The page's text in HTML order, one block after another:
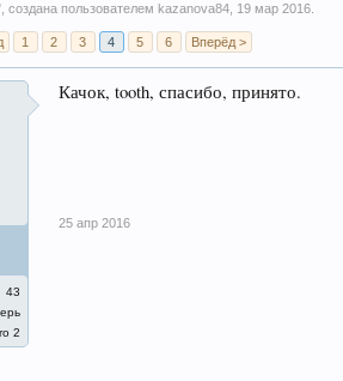
создана пользователем kazanova84, 19 мар 2016.
1 2 3 4 5 6 Вперёд >
43
2
Качок, tooth, спасибо, принято.
25 апр 2016